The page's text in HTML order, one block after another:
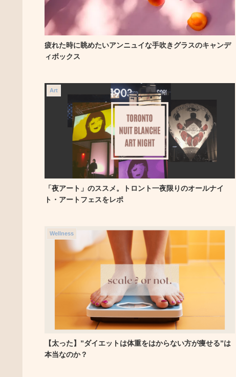
疲れた時に眺めたいアンニュイな手吹きグラスのキャンデ
ィボックス
Art
「夜アート」のススメ。トロント一夜限りのオールナイ
ト・アートフェスをレポ
Wellness
【太った】”ダイエットは体重をはからない方が痩せる”は
本当なのか？